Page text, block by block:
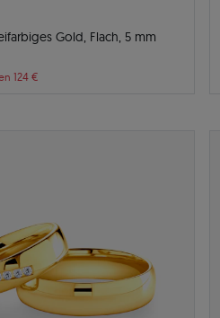
Gold, Flach, 5 mm
124 €